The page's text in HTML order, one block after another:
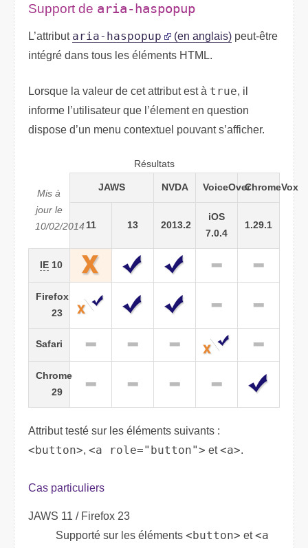
Support de aria-haspopup
L’attribut aria-haspopup (en anglais) peut-être
intégré dans tous les éléments HTML.
Lorsque la valeur de cet attribut est à true, il
informe l’utilisateur que l’élement en question
dispose d’un menu contextuel pouvant s’afficher.
Résultats
Mis à
jour le
10/02/2014
JAWS NVDA VoiceOverChromeVox
11 13 2013.2
iOS
7.0.4
1.29.1
IE 10
Firefox
23
Safari
Chrome
29
Attribut testé sur les éléments suivants :
<button>, <a role="button"> et<a>.
Cas particuliers
JAWS 11 / Firefox 23
Supporté sur les éléments <button> et<a